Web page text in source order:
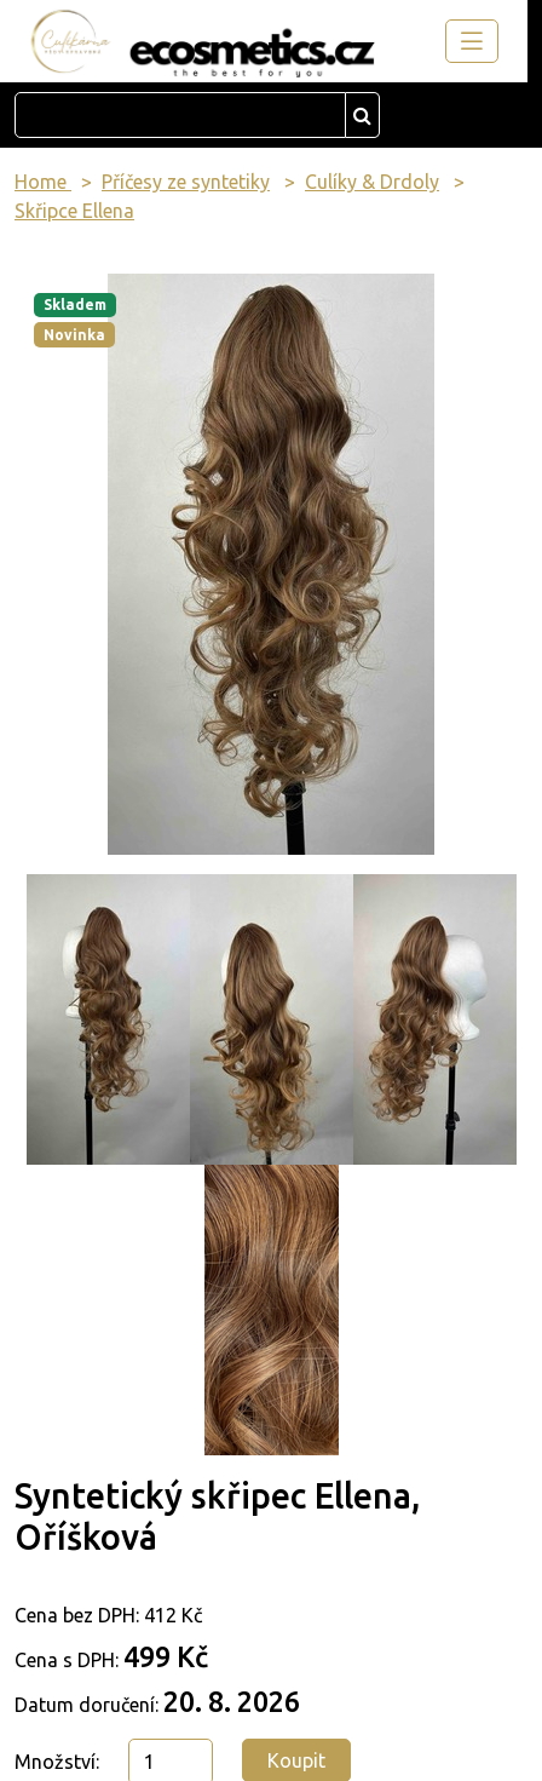
Home Příčesy ze syntetiky
Culíky & Drdoly
Skřipce Ellena
Skladem
Novinka
Syntetický skřipec Ellena,
Oříšková
Cena bez DPH: 412 Kč
Cena s DPH: 499 Kč
Datum doručení: 20. 8. 2026
Množství: Koupit